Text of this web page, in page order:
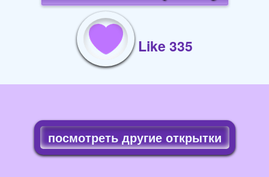
Like 335
посмотреть другие открытки